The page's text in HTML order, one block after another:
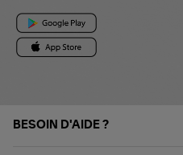
BESOIN D'AIDE ?